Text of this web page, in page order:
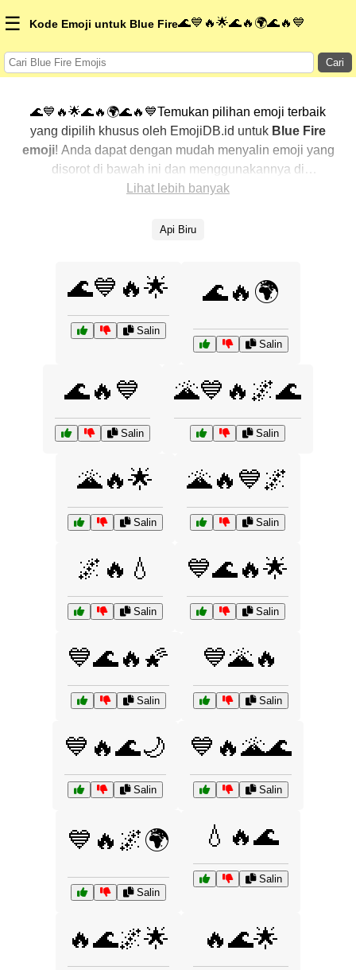
☰ Kode Emoji untuk Blue Fire🌊💙🔥🌟🌊🔥🌍🌊🔥💙
Cari
🌊💙🔥🌟🌊🔥🌍🌊🔥💙Temukan pilihan emoji terbaik
yang dipilih khusus oleh EmojiDB.id untuk Blue Fire
emoji! Anda dapat dengan mudah menyalin emoji yang
disorot di bawah ini dan menggunakannya di
percakapan Anda untuk menambahkan sentuhan
dengan menampilkan yang paling populer terlebih
mengekspresikanBlue Fire dengan emoji
Lihat lebih banyak
Api Biru
🌊💙🔥🌟
Salin
🌊🔥🌍
Salin
🌊🔥💙
Salin
🌋💙🔥🌌🌊
Salin
🌋🔥🌟
Salin
🌋🔥💙🌌
Salin
🌌🔥💧
Salin
💙🌊🔥🌟
Salin
💙🌊🔥🌠
Salin
💙🌋🔥
Salin
💙🔥🌊🌙
Salin
💙🔥🌋🌊
Salin
💙🔥🌌🌍
Salin
💧🔥🌊
Salin
🔥🌊🌌🌟 🔥🌊🌟